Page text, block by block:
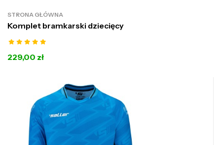
STRONA GŁÓWNA
Komplet bramkarski dziecięcy
229,00 zł